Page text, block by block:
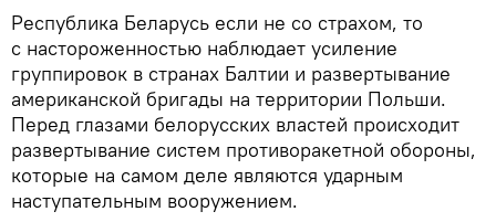
Республика Беларусь если не со страхом, то
с настороженностью наблюдает усиление
группировок в странах Балтии и развертывание
американской бригады на территории Польши.
Перед глазами белорусских властей происходит
развертывание систем противоракетной обороны,
которые на самом деле являются ударным
наступательным вооружением.